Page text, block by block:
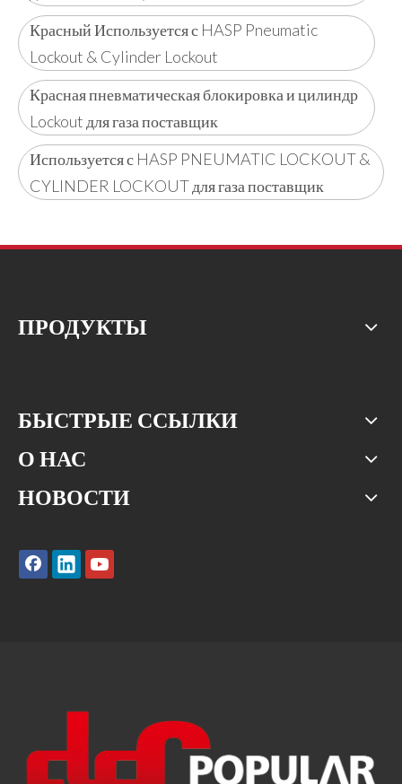
Красный Используется с HASP Pneumatic
Lockout & Cylinder Lockout
Красная пневматическая блокировка и цилиндр
Lockout для газа поставщик
Используется с HASP PNEUMATIC LOCKOUT &
CYLINDER LOCKOUT для газа поставщик
ПРОДУКТЫ
БЫСТРЫЕ ССЫЛКИ
О НАС
НОВОСТИ